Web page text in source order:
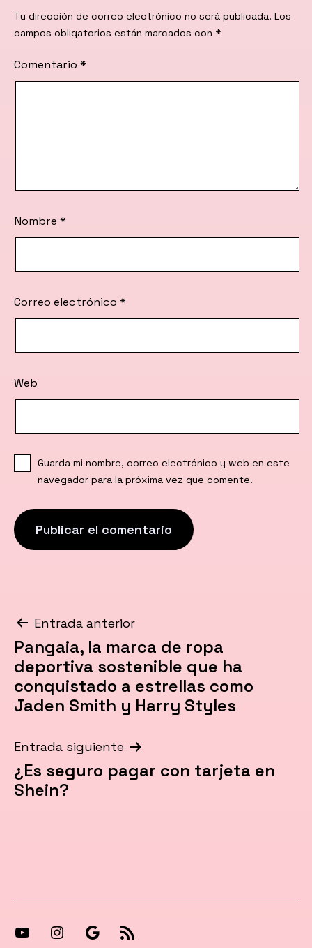
Tu dirección de correo electrónico no será publicada. Los
campos obligatorios están marcados con *
Comentario *
Nombre *
Correo electrónico *
Web
Guarda mi nombre, correo electrónico y web en este
navegador para la próxima vez que comente.
Navegación
de
entradas
Entrada anterior
Pangaia, la marca de ropa
deportiva sostenible que ha
conquistado a estrellas como
Jaden Smith y Harry Styles
Entrada siguiente
¿Es seguro pagar con tarjeta en
Shein?
[27-
[27-
Síguenos